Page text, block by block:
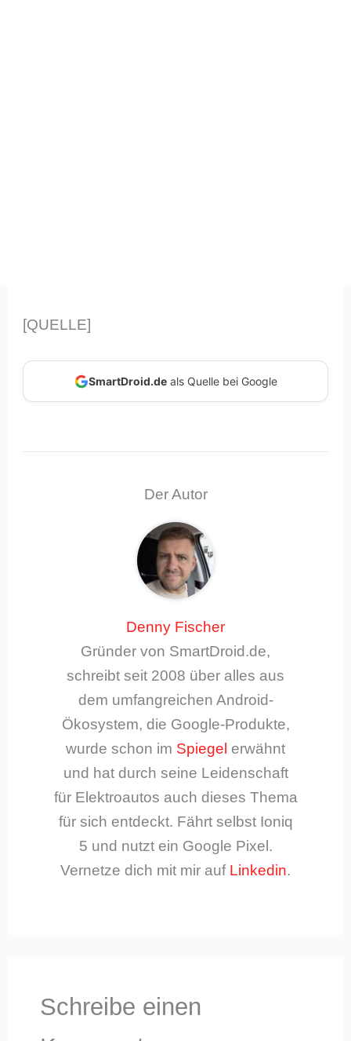
[QUELLE]
SmartDroid.deals Quelle bei Google
Der Autor
Denny Fischer
Gründer von SmartDroid.de,
schreibt seit 2008 über alles aus
dem umfangreichen Android-
Ökosystem, die Google-Produkte,
wurde schon im Spiegel erwähnt
und hat durch seine Leidenschaft
für Elektroautos auch dieses Thema
für sich entdeckt. Fährt selbst Ioniq
5 und nutzt ein Google Pixel.
Vernetze dich mit mir auf Linkedin.
Schreibe einen